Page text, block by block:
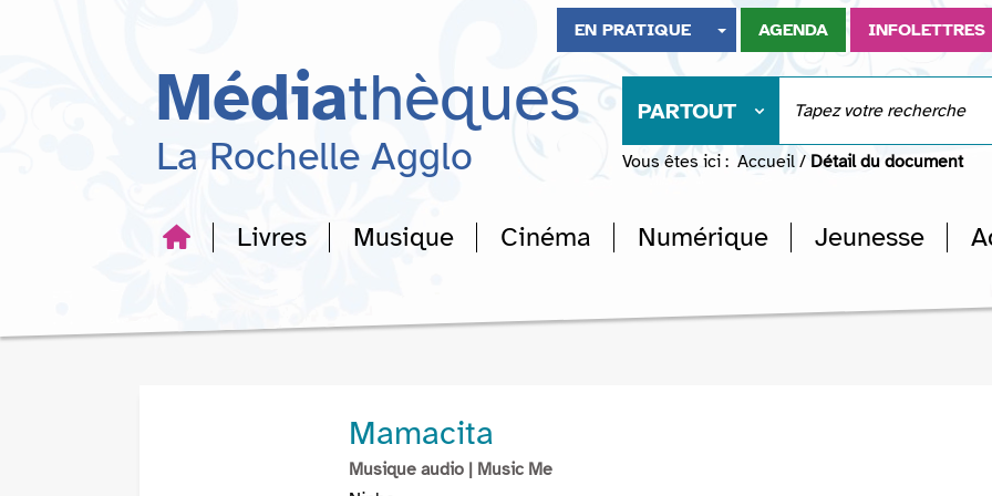
recherche
EN PRATIQUE AGENDA INFOLETTRES
Médiathèques
La Rochelle Agglo
PARTOUT
Vous êtes ici : Accueil / Détail du document
Livres Musique Cinéma Numérique Jeunesse
Mamacita
Musique audio | Music Me